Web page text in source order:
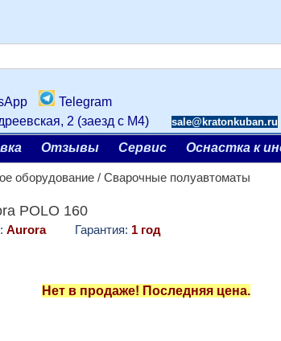
Telegram
2 (заезд с М4) sale@kratonkuban.ru
Отзывы Сервис Оснастка к
оборудование / Сварочные полуавтоматы
POLO 160
AuroraГарантия: 1 год
Нет в продаже! Последняя цена.